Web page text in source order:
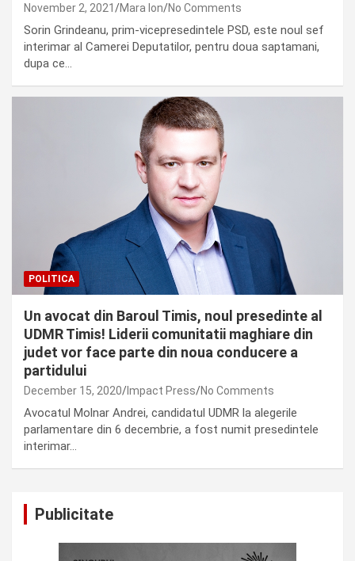
November 2, 2021 Mara Ion No Comments
Sorin Grindeanu, prim-vicepresedintele PSD, este noul sef
interimar al Camerei Deputatilor, pentru doua saptamani,
dupa ce…
POLITICA
Un avocat din Baroul Timis, noul presedinte al
UDMR Timis! Liderii comunitatii maghiare din
judet vor face parte din noua conducere a
partidului
December 15, 2020 Impact Press No Comments
Avocatul Molnar Andrei, candidatul UDMR la alegerile
parlamentare din 6 decembrie, a fost numit presedintele
interimar…
Publicitate